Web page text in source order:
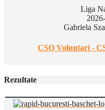
Liga
Gabriela
CSO Voluntari -
Rezultate